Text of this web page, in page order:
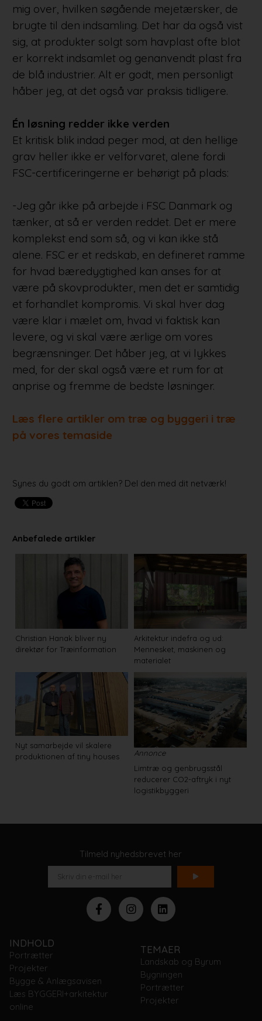
mig over, hvilken søgående mejetærsker, de
brugte til den indsamling. Det har da også vist
sig, at produkter solgt som havplast ofte blot
er korrekt indsamlet og genanvendt plast fra
de blå industrier. Alt er godt, men personligt
håber jeg, at det også var praksis tidligere.
Én løsning redder ikke verden
Et kritisk blik indad peger mod, at den hellige
grav heller ikke er velforvaret, alene fordi
FSC-certificeringerne er behørigt på plads:
-Jeg går ikke på arbejde i FSC Danmark og
tænker, at så er verden reddet. Det er mere
komplekst end som så, og vi kan ikke stå
alene. FSC er et redskab, en defineret ramme
for hvad bæredygtighed kan anses for at
være på skovprodukter, men det er samtidig
et forhandlet kompromis. Vi skal hver dag
være klar i mælet om, hvad vi faktisk kan
levere, og vi skal være ærlige om vores
begrænsninger. Det håber jeg, at vi lykkes
med, for der skal også være et rum for at
anprise og fremme de bedste løsninger.
Læs flere artikler om træ og byggeri i træ
på vores temaside
Synes du godt om artiklen? Del den med dit netværk!
Anbefalede artikler
Christian Hanak bliver ny
direktør for Træinformation
Arkitektur indefra og ud:
Mennesket, maskinen og
materialet
Nyt samarbejde vil skalere
produktionen af tiny houses
Annonce
Limtræ og genbrugsstål
reducerer CO2-aftryk i nyt
logistikbyggeri
Tilmeld nyhedsbrevet her
INDHOLD
Portrætter
Projekter
Bygge & Anlægsavisen
Læs BYGGERI+arkitektur
online
TEMAER
Landskab og Byrum
Bygningen
Portrætter
Projekter